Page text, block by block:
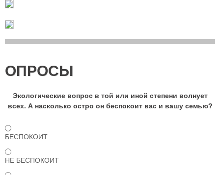
ОПРОСЫ
Экологические вопрос в той или иной степени волнует
всех. А насколько остро он беспокоит вас и вашу семью?
БЕСПОКОИТ
НЕ БЕСПОКОИТ